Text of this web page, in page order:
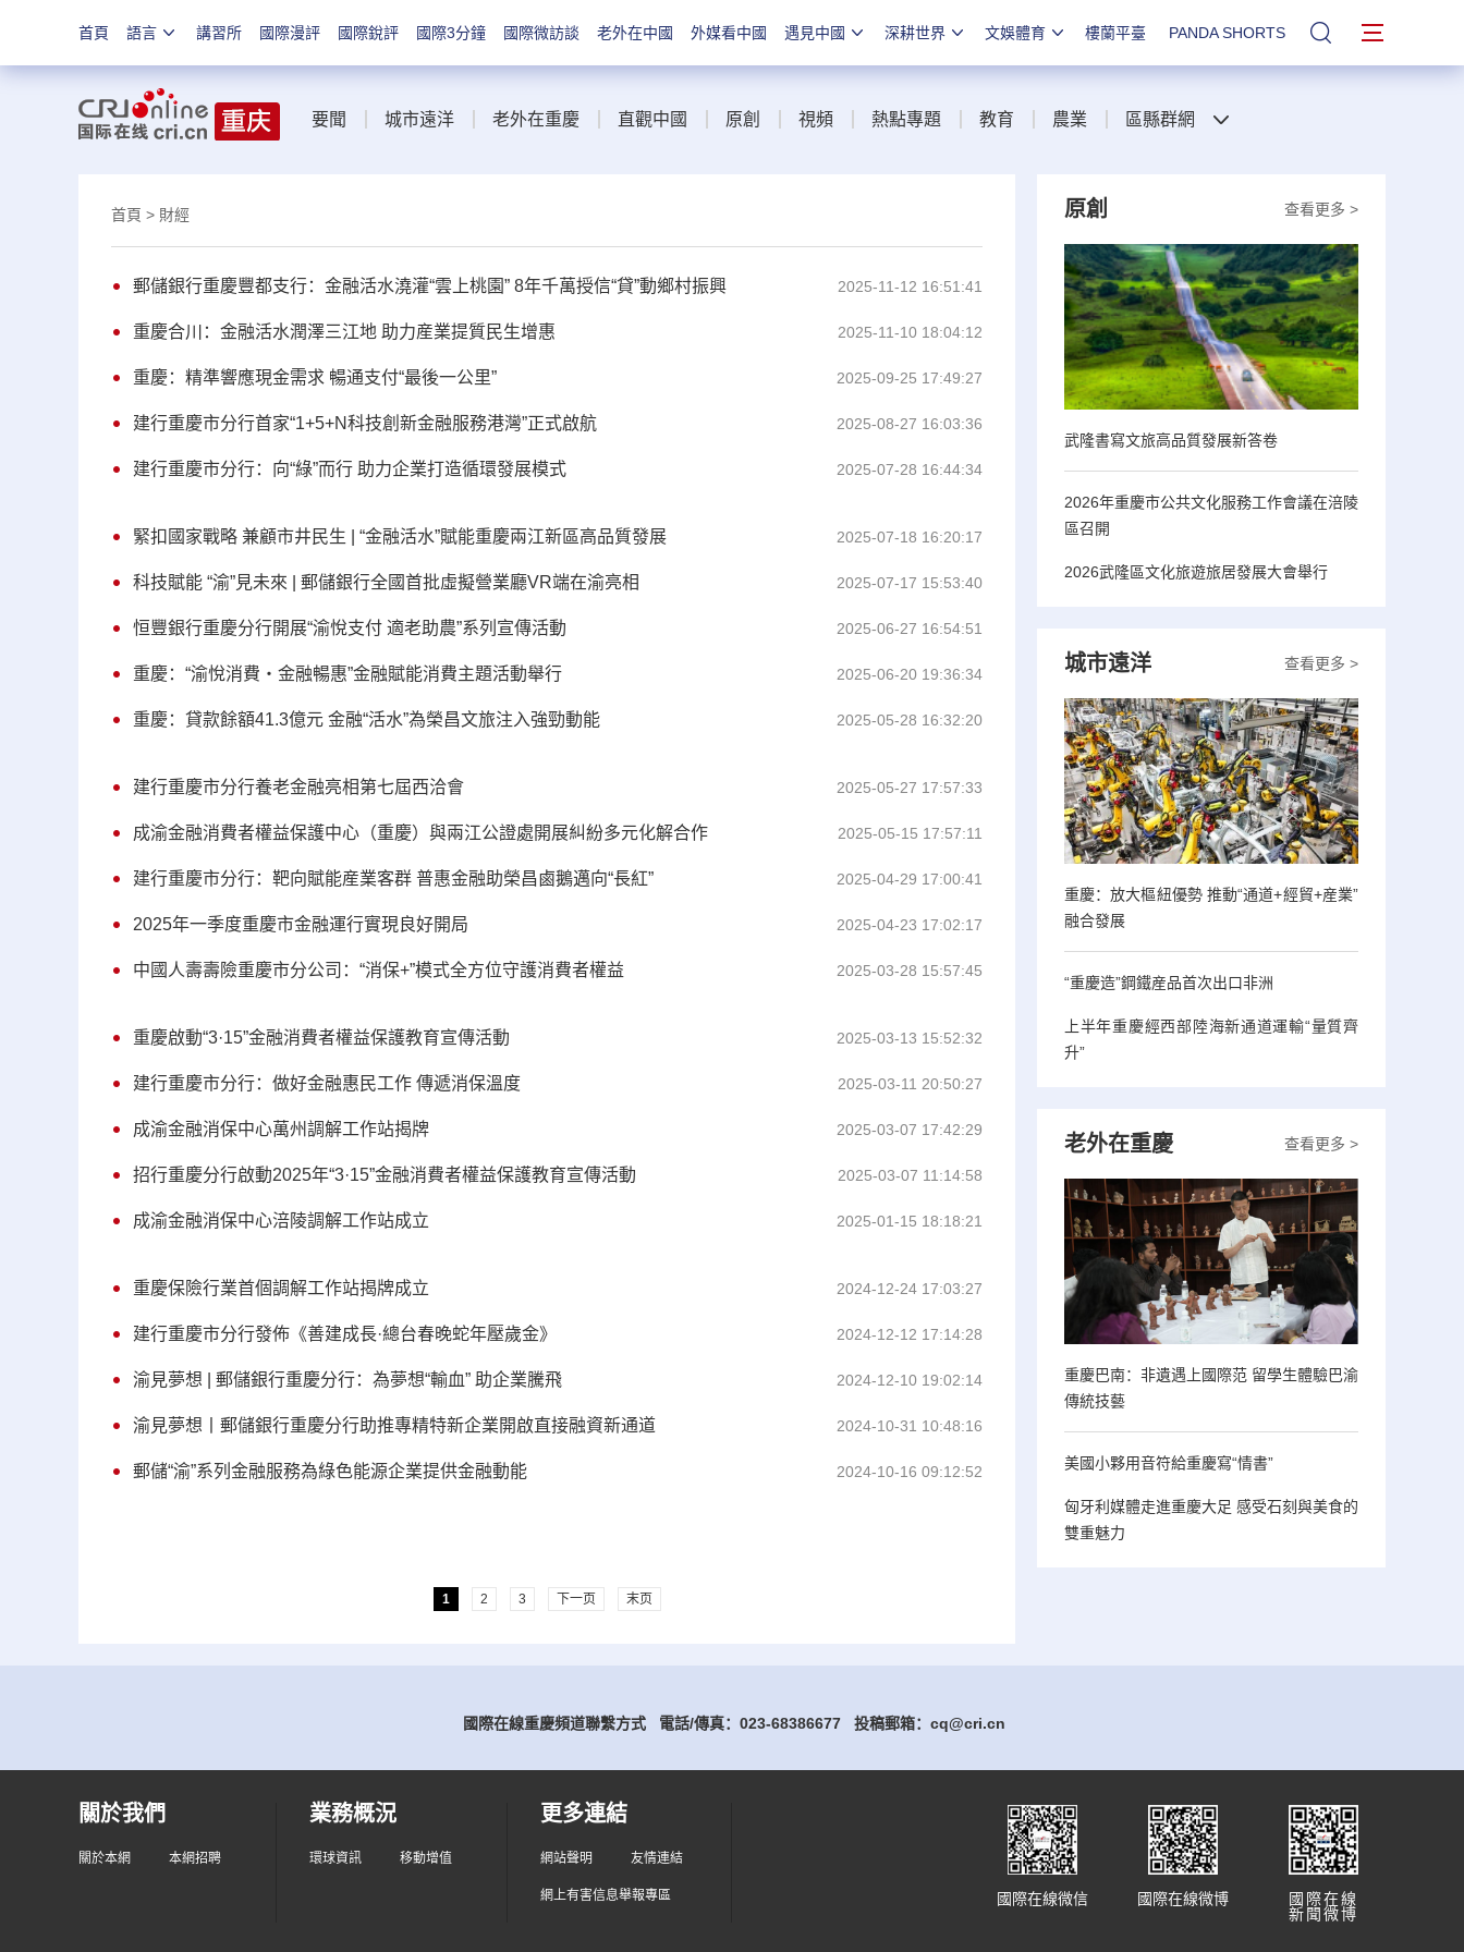
首頁 語言 講習所 國際漫評 國際銳評 國際3分鐘 國際微訪談 老外在中國 外媒看中國 遇見中國 深耕世界 文娛體育 樓蘭平臺 PANDA SHORTS 站內搜索
要聞 城市遠洋 老外在重慶 直觀中國 原創 視頻 熱點專題 教育 農業 區縣群網
首頁 > 財經
郵儲銀行重慶豐都支行：金融活水澆灌“雲上桃園” 8年千萬授信“貸”動鄉村振興 2025-11-12 16:51:41
重慶合川：金融活水潤澤三江地 助力産業提質民生增惠 2025-11-10 18:04:12
重慶：精準響應現金需求 暢通支付“最後一公里” 2025-09-25 17:49:27
建行重慶市分行首家“1+5+N科技創新金融服務港灣”正式啟航 2025-08-27 16:03:36
建行重慶市分行：向“綠”而行 助力企業打造循環發展模式 2025-07-28 16:44:34
緊扣國家戰略 兼顧市井民生 | “金融活水”賦能重慶兩江新區高品質發展 2025-07-18 16:20:17
科技賦能 “渝”見未來 | 郵儲銀行全國首批虛擬營業廳VR端在渝亮相 2025-07-17 15:53:40
恒豐銀行重慶分行開展“渝悅支付 適老助農”系列宣傳活動 2025-06-27 16:54:51
重慶：“渝悅消費・金融暢惠”金融賦能消費主題活動舉行 2025-06-20 19:36:34
重慶：貸款餘額41.3億元 金融“活水”為榮昌文旅注入強勁動能 2025-05-28 16:32:20
建行重慶市分行養老金融亮相第七屆西洽會 2025-05-27 17:57:33
成渝金融消費者權益保護中心（重慶）與兩江公證處開展糾紛多元化解合作 2025-05-15 17:57:11
建行重慶市分行：靶向賦能産業客群 普惠金融助榮昌鹵鵝邁向“長紅” 2025-04-29 17:00:41
2025年一季度重慶市金融運行實現良好開局 2025-04-23 17:02:17
中國人壽壽險重慶市分公司：“消保+”模式全方位守護消費者權益 2025-03-28 15:57:45
重慶啟動“3·15”金融消費者權益保護教育宣傳活動 2025-03-13 15:52:32
建行重慶市分行：做好金融惠民工作 傳遞消保溫度 2025-03-11 20:50:27
成渝金融消保中心萬州調解工作站揭牌 2025-03-07 17:42:29
招行重慶分行啟動2025年“3·15”金融消費者權益保護教育宣傳活動 2025-03-07 11:14:58
成渝金融消保中心涪陵調解工作站成立 2025-01-15 18:18:21
重慶保險行業首個調解工作站揭牌成立 2024-12-24 17:03:27
建行重慶市分行發佈《善建成長·總台春晚蛇年壓歲金》 2024-12-12 17:14:28
渝見夢想 | 郵儲銀行重慶分行：為夢想“輸血” 助企業騰飛 2024-12-10 19:02:14
渝見夢想丨郵儲銀行重慶分行助推專精特新企業開啟直接融資新通道 2024-10-31 10:48:16
郵儲“渝”系列金融服務為綠色能源企業提供金融動能 2024-10-16 09:12:52
1 2 3 下一页 末页
查看更多 >
原創
武隆書寫文旅高品質發展新答卷
2026年重慶市公共文化服務工作會議在涪陵
區召開
2026武隆區文化旅遊旅居發展大會舉行
查看更多 >
城市遠洋
重慶：放大樞紐優勢 推動“通道+經貿+産業”
融合發展
“重慶造”鋼鐵産品首次出口非洲
上半年重慶經西部陸海新通道運輸“量質齊
升”
查看更多 >
老外在重慶
重慶巴南：非遺遇上國際范 留學生體驗巴渝
傳統技藝
美國小夥用音符給重慶寫“情書”
匈牙利媒體走進重慶大足 感受石刻與美食的
雙重魅力
國際在線重慶頻道聯繫方式 電話/傳真：023-68386677 投稿郵箱：cq@cri.cn
關於我們
關於本網 本網招聘
業務概況
環球資訊 移動增值
更多連結
網站聲明 友情連結
網上有害信息舉報專區
國際在線
新聞微博
國際在線微博
國際在線微信